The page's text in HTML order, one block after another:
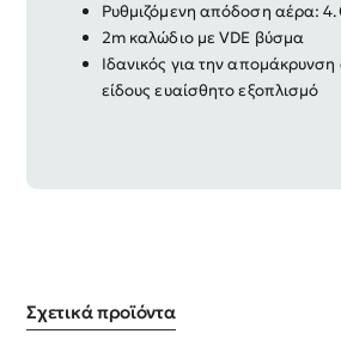
Ρυθμιζόμενη απόδοση αέρα:
2m καλώδιο με VDE βύσμα
Ιδανικός για την
είδους ευαίσθητο εξοπλισμό
Σχετικά προϊόντα